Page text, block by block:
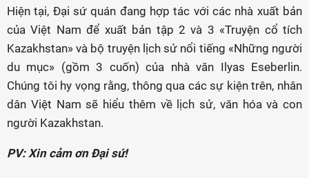
Hiện tại, Đại sứ quán đang hợp tác với các nhà xuất bản
của Việt Nam để xuất bản tập 2 và 3 «Truyện cổ tích
Kazakhstan» và bộ truyện lịch sử nổi tiếng «Những người
du mục» (gồm 3 cuốn) của nhà văn Ilyas Eseberlin.
Chúng tôi hy vọng rằng, thông qua các sự kiện trên, nhân
dân Việt Nam sẽ hiểu thêm về lịch sử, văn hóa và con
người Kazakhstan.
PV: Xin cảm ơn Đại sứ!